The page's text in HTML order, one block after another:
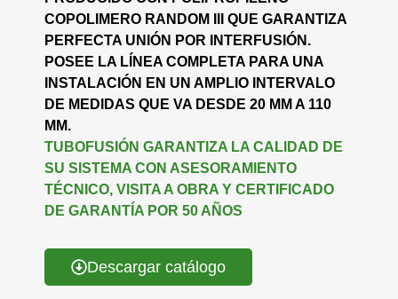
COPOLIMERO RANDOM III QUE GARANTIZA
PERFECTA UNIÓN POR INTERFUSIÓN.
POSEE LA LÍNEA COMPLETA PARA UNA
INSTALACIÓN EN UN AMPLIO INTERVALO
DE MEDIDAS QUE VA DESDE 20 MM A 110
MM.
TUBOFUSIÓN GARANTIZA LA CALIDAD DE
SU SISTEMA CON ASESORAMIENTO
TÉCNICO, VISITA A OBRA Y CERTIFICADO
DE GARANTÍA POR 50 AÑOS
Descargar catálogo